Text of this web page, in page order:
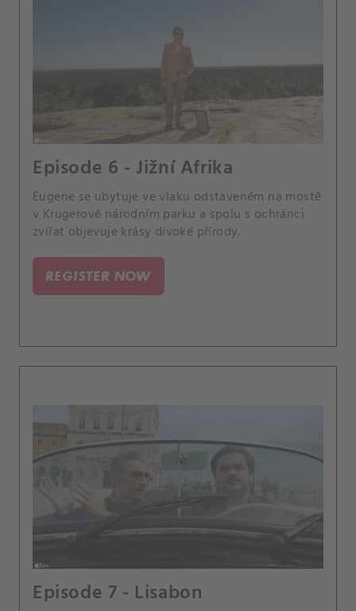
Episode 6 - Jižní Afrika
Eugene se ubytuje ve vlaku odstaveném na mostě
v Krugerově národním parku a spolu s ochránci
zvířat objevuje krásy divoké přírody.
REGISTER NOW
Episode 7 - Lisabon